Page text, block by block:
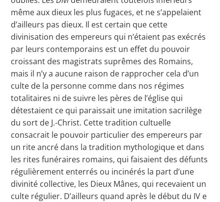
même aux dieux les plus fugaces, et ne s’appelaient
d’ailleurs pas dieux. Il est certain que cette
divinisation des empereurs qui n’étaient pas exécrés
par leurs contemporains est un effet du pouvoir
croissant des magistrats suprêmes des Romains,
mais il n’y a aucune raison de rapprocher cela d’un
culte de la personne comme dans nos régimes
totalitaires ni de suivre les pères de l’église qui
détestaient ce qui paraissait une imitation sacrilège
du sort de J.-Christ. Cette tradition cultuelle
consacrait le pouvoir particulier des empereurs par
un rite ancré dans la tradition mythologique et dans
les rites funéraires romains, qui faisaient des défunts
régulièrement enterrés ou incinérés la part d’une
divinité collective, les Dieux Mânes, qui recevaient un
culte régulier. D’ailleurs quand après le début du IV e